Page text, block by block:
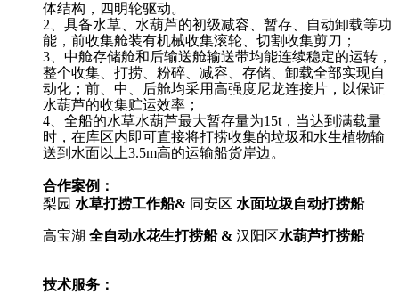
体结构，四明轮驱动。
2、具备水草、水葫芦的初级减容、暂存、自动卸载等功
能，前收集舱装有机械收集滚轮、切割收集剪刀；
3、中舱存储舱和后输送舱输送带均能连续稳定的运转，
整个收集、打捞、粉碎、减容、存储、卸载全部实现自
动化；前、中、后舱均采用高强度尼龙连接片，以保证
水葫芦的收集贮运效率；
4、全船的水草水葫芦最大暂存量为15t，当达到满载量
时，在库区内即可直接将打捞收集的垃圾和水生植物输
送到水面以上3.5m高的运输船货岸边。
合作案例：
梨园 水草打捞工作船& 同安区 水面垃圾自动打捞船
高宝湖 全自动水花生打捞船 & 汉阳区水葫芦打捞船
技术服务：